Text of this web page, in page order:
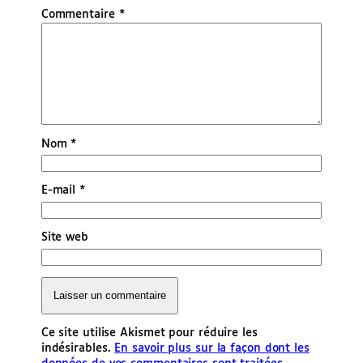
Commentaire *
Nom*
E-mail*
Site web
Ce site utilise Akismet pour réduire les
indésirables. En savoir plus sur la façon dont les